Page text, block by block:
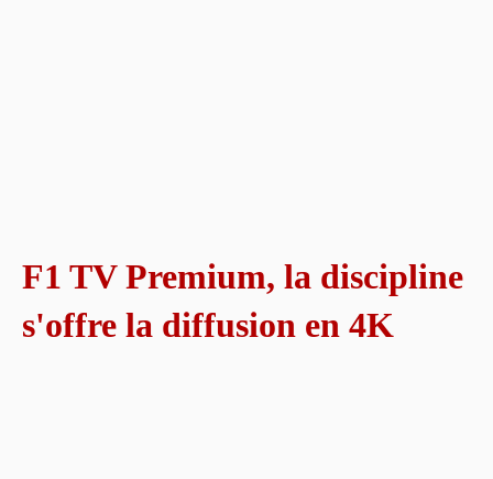
F1 TV Premium, la discipline
s'offre la diffusion en 4K